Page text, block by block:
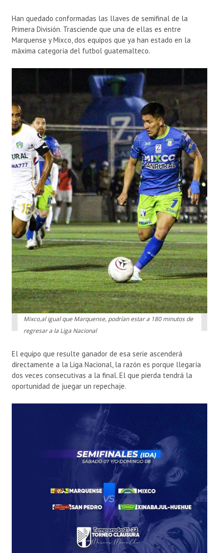
Han quedado conformadas las llaves de semifinal de la
Primera División. Trasciende que una de ellas es entre
Marquense y Mixco, dos equipos que ya han estado en la
máxima categoría del futbol guatemalteco.
Mixco,al igual que Marquense, podrían estar a 180 minutos de
regresar a la Liga Nacional
El equipo que resulte ganador de esa serie ascenderá
directamente a la Liga Nacional, la razón es porque llegaría
dos veces consecutivas a la final. El que pierda tendrá la
oportunidad de juegar un repechaje.